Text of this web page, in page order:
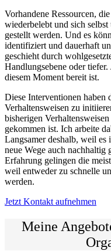
Vorhandene Ressourcen,
wiederbelebt und sich
gestellt werden. Und es
identifiziert und dauerhaft
geschieht durch
Handlungsebene oder
diesem Moment bereit ist.
Diese Interventionen haben
Verhaltensweisen zu
bisherigen
gekommen ist. Ich arbeite
Langsamer deshalb, weil es
neue Wege auch nachhaltig
Erfahrung gelingen die
weil entweder zu schnelle
werden.
Jetzt Kontakt aufnehmen
Meine